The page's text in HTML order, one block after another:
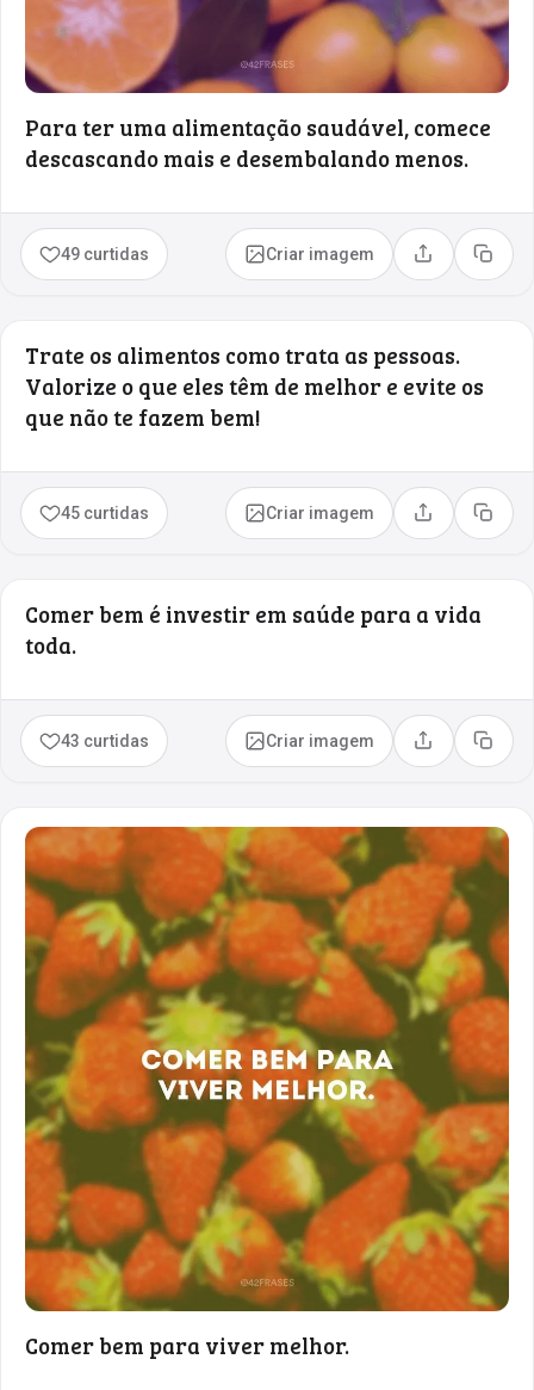
Para ter uma alimentação saudável, comece
descascando mais e desembalando menos.
49 curtidas Criar imagem Compartilhar
Copiar
Trate os alimentos como trata as pessoas.
Valorize o que eles têm de melhor e evite os
que não te fazem bem!
45 curtidas Criar imagem Compartilhar
Copiar
Comer bem é investir em saúde para a vida
toda.
43 curtidas Criar imagem Compartilhar
Copiar
Comer bem para viver melhor.